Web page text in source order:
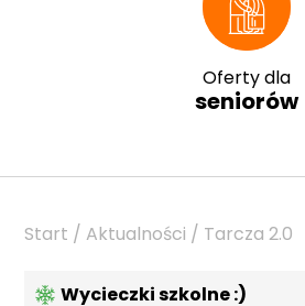
Oferty dla
seniorów
Start / Aktualności / Tarcza 2.0
Wycieczki szkolne :)